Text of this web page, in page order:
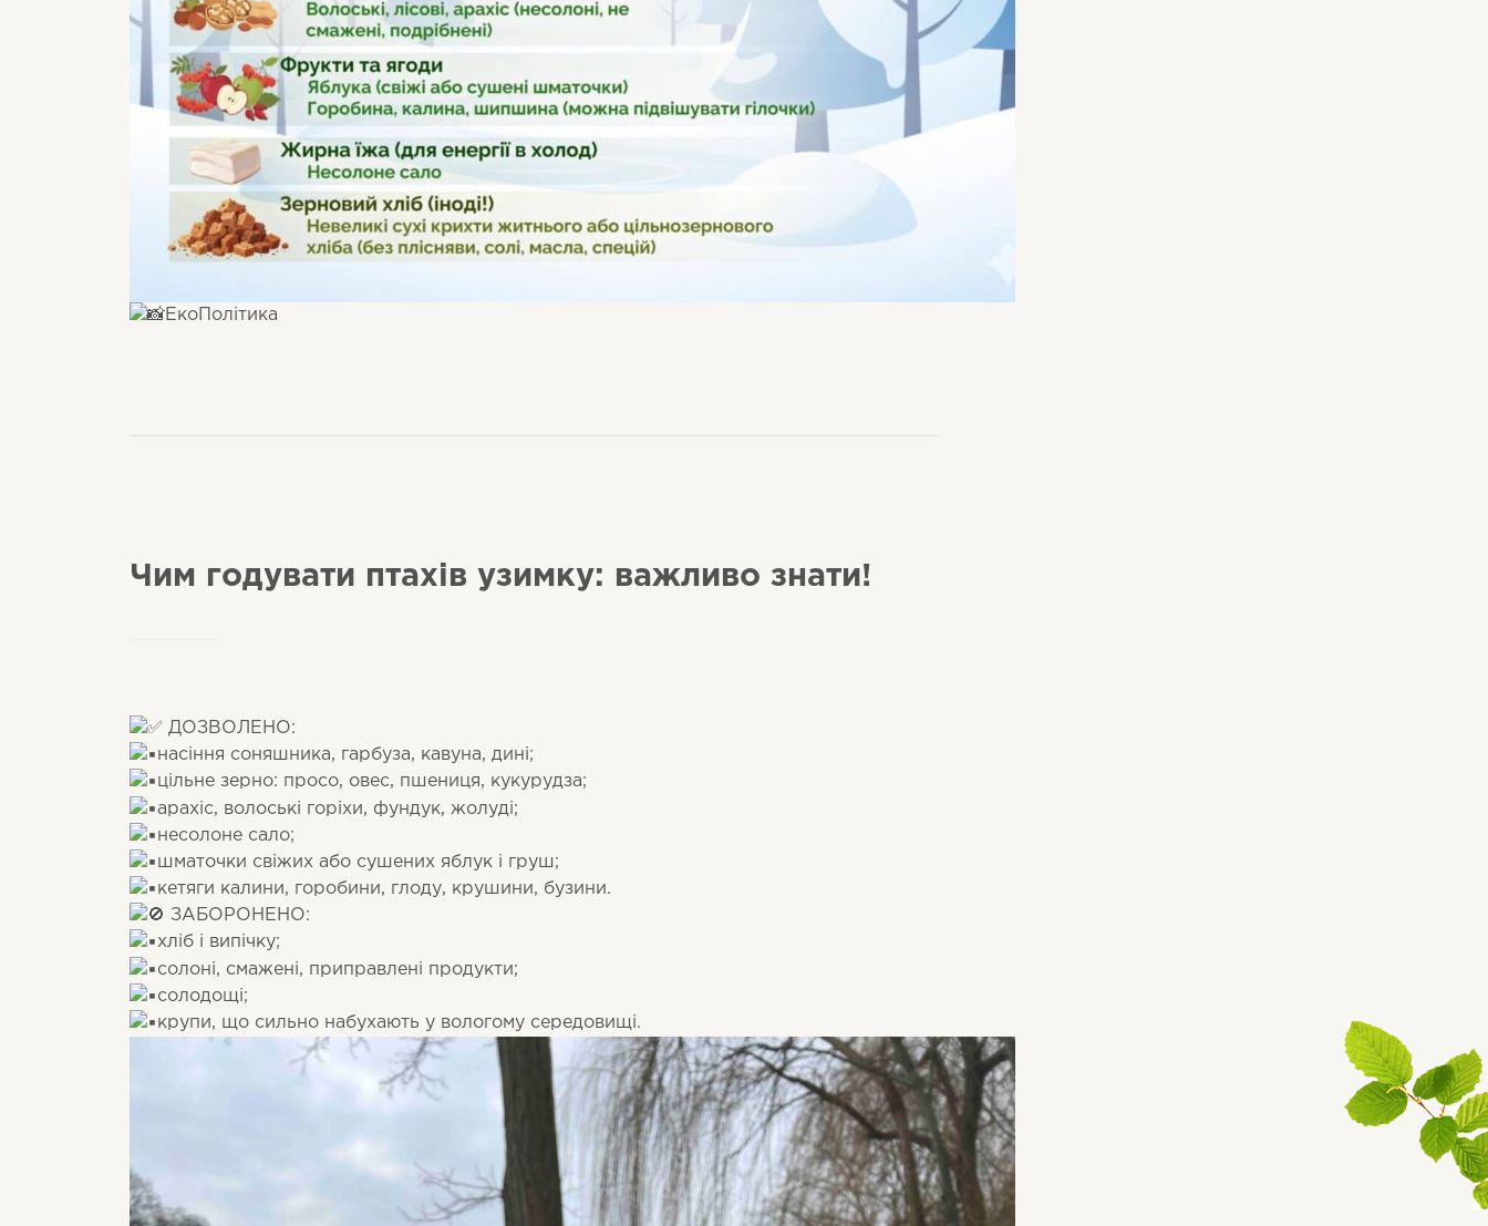
ЕкоПолітика
Чим годувати птахів узимку: важливо знати!
ДОЗВОЛЕНО:
насіння соняшника, гарбуза, кавуна, дині;
цільне зерно: просо, овес, пшениця, кукурудза;
арахіс, волоські горіхи, фундук, жолуді;
несолоне сало;
шматочки свіжих або сушених яблук і груш;
кетяги калини, горобини, глоду, крушини, бузини.
ЗАБОРОНЕНО:
хліб і випічку;
солоні, смажені, приправлені продукти;
солодощі;
крупи, що сильно набухають у вологому середовищі.